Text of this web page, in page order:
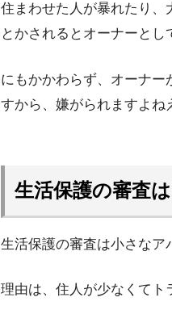
住まわせた人が暴れたり、
とかされるとオーナーとし
にもかかわらず、オーナ
すから、嫌がられますよね
生活保護の審査
生活保護の審査は小さなア
理由は、住人が少なくてト